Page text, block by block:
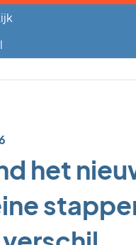
het